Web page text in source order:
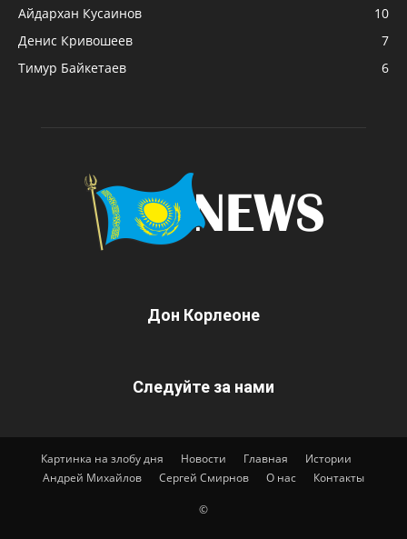
Айдархан Кусаинов
10
Денис Кривошеев
7
Тимур Байкетаев
6
Дон Корлеоне
Следуйте за нами
Картинка на злобу дня Новости Главная
Истории
Андрей Михайлов
Сергей Смирнов О нас Контакты
©